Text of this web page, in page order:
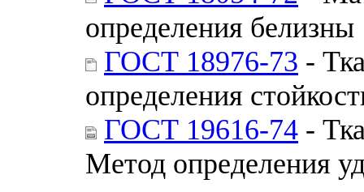
определения белизны
ГОСТ 18976-73 -
определения
ГОСТ 19616-74 -
Метод определения